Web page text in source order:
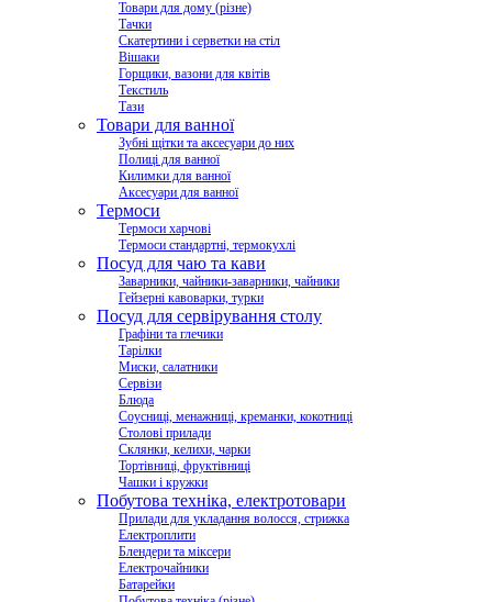
Товари для дому (різне)
Тачки
Скатертини і серветки на стіл
Вішаки
Горщики, вазони для квітів
Текстиль
Тази
Товари для ванної
Зубні щітки та аксесуари до них
Полиці для ванної
Килимки для ванної
Аксесуари для ванної
Термоси
Термоси харчові
Термоси стандартні, термокухлі
Посуд для чаю та кави
Заварники, чайники-заварники, чайники
Гейзерні кавоварки, турки
Посуд для сервірування столу
Графіни та глечики
Тарілки
Миски, салатники
Сервізи
Блюда
Соусниці, менажниці, креманки, кокотниці
Столові прилади
Склянки, келихи, чарки
Тортівниці, фруктівниці
Чашки і кружки
Побутова техніка, електротовари
Прилади для укладання волосся, стрижка
Електроплити
Блендери та міксери
Електрочайники
Батарейки